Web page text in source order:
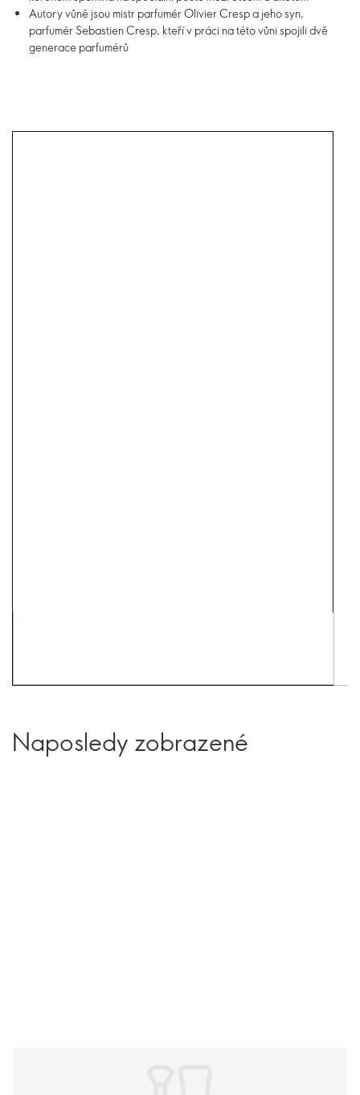
Autory vůně jsou mistr parfumér Olivier Cresp a jeho syn,
parfumér Sebastien Cresp, kteří v práci na této vůni spojili dvě
generace parfumérů
Naposledy zobrazené